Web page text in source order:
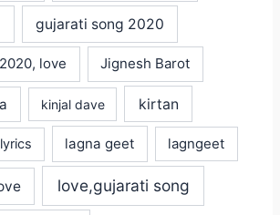
gujarati song 2020
love Jignesh Barot
kinjal dave kirtan
lagna geet lagngeet
love,gujarati song